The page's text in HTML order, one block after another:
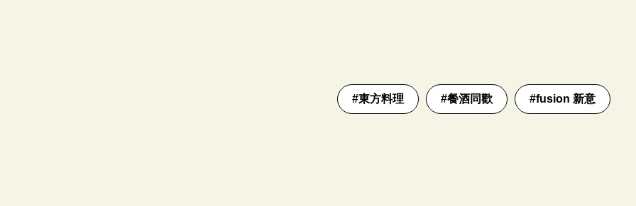
#東方料理 #餐酒同歡 #fusion 新意